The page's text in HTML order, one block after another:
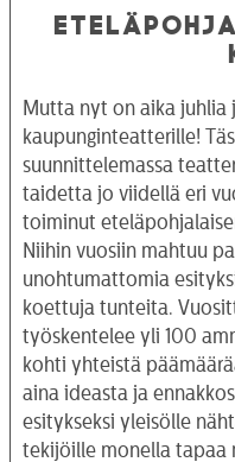
Mutta nyt on aika
kaupunginteatterille!
suunnittelemassa
taidetta jo viidellä eri
toiminut
Niihin vuosiin mahtuu
unohtumattomia
koettuja tunteita.
työskentelee yli 100
kohti yhteistä
aina ideasta ja
esitykseksi yleisölle
tekijöille monella tapaa